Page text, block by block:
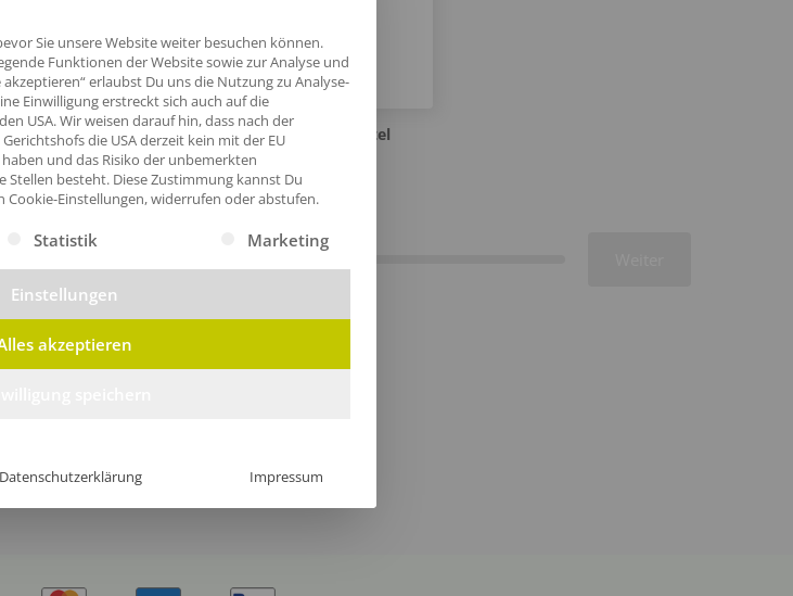
Bademäntel
ab 21,65€/Stk
Satin Bademäntel
Sie unsere Website weiter besuchen können.
Funktionen der Website sowie zur Analyse und
erlaubst Du uns die Nutzung zu Analyse-
Einwilligung erstreckt sich auch auf die
USA. Wir weisen darauf hin, dass nach der
die USA derzeit kein mit der EU
und das Risiko der unbemerkten
Stellen besteht. Diese Zustimmung kannst Du
Cookie-Einstellungen, widerrufen oder abstufen.
Gruppen, für die eine Einwilligung erteilt werden kann. Die erste Service-Gruppe ist essenziell und kann
Statistik Marketing
Einstellungen
akzeptieren
Datenschutzerklärung Impressum